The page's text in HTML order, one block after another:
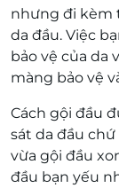
nhưng đi kèm
da đầu. Việc
bảo vệ của da
màng bảo vệ
Cách gội đầu
sát da đầu
vừa gội đầu
đầu bạn yếu